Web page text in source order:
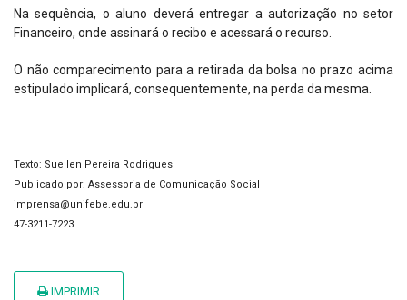
Na sequência, o aluno deverá entregar a autorização no setor
Financeiro, onde assinará o recibo e acessará o recurso.
O não comparecimento para a retirada da bolsa no prazo acima
estipulado implicará, consequentemente, na perda da mesma.
Texto: Suellen Pereira Rodrigues
Publicado por: Assessoria de Comunicação Social
imprensa@unifebe.edu.br
47-3211-7223
IMPRIMIR